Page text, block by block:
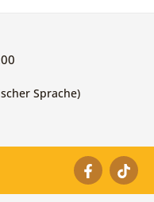
Sprache)